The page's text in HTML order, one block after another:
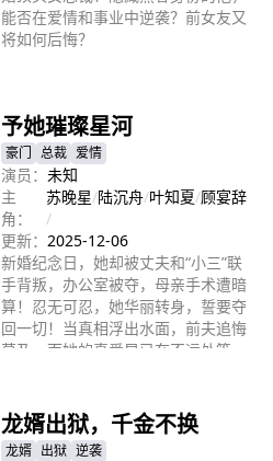
能否在爱情和事业中逆袭？前女友又
将如何后悔？
予她璀璨星河
豪门 总裁 爱情
演员： 未知
主
角：
苏晚星/陆沉舟/叶知夏/顾宴辞
/
更新： 2025-12-06
新婚纪念日，她却被丈夫和“小三”联
手背叛，办公室被夺，母亲手术遭暗
算！忍无可忍，她华丽转身，誓要夺
回一切！当真相浮出水面，前夫追悔
莫及，而她的真爱早已在不远处等
龙婿出狱，千金不换
龙婿 出狱 逆袭